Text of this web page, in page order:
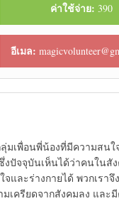
ค่าใช้จ่าย: 390
อีเมล:
มเพื่อนพี่น้องที่มีความสน
งปัจจุบันเห็นได้ว่าคนใน
และร่างกายได้ พวกเร
เครียดจากสังคมลง แล